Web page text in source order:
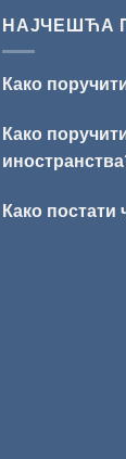
НАЈЧЕШЋА
Како
Како
Како